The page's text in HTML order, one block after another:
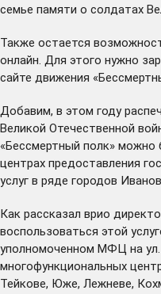
семье памяти о солдатах
Также остается
онлайн. Для этого нужно
сайте движения
Добавим, в этом году
Великой Отечественной
«Бессмертный полк» можно
центрах предоставления
услуг в ряде городов
Как рассказал врио
воспользоваться этой
уполномоченном МФЦ на
многофункциональных
Тейкове, Юже, Лежневе,